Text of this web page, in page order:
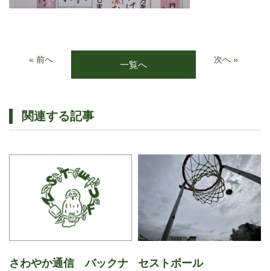
« 前へ 一覧へ 次へ »
関連する記事
さわやか通信 バックナ
セストボール